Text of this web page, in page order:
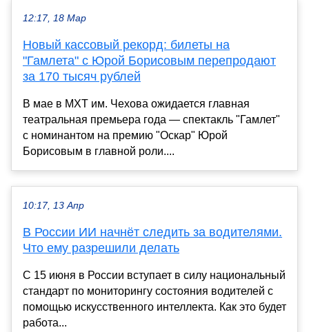
12:17, 18 Мар
Новый кассовый рекорд: билеты на
"Гамлета" с Юрой Борисовым перепродают
за 170 тысяч рублей
В мае в МХТ им. Чехова ожидается главная
театральная премьера года — спектакль "Гамлет"
с номинантом на премию "Оскар" Юрой
Борисовым в главной роли....
10:17, 13 Апр
В России ИИ начнёт следить за водителями.
Что ему разрешили делать
С 15 июня в России вступает в силу национальный
стандарт по мониторингу состояния водителей с
помощью искусственного интеллекта. Как это будет
работа...